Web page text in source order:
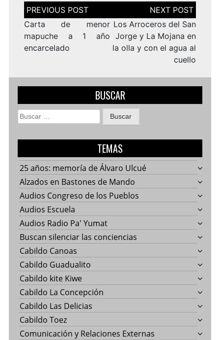
Navegación
de
entradas
Carta de menor
mapuche a 1 año
encarcelado
Los Arroceros del San
Jorge y La Mojana en
la olla y con el agua al
cuello
BUSCAR
Buscar:
TEMAS
25 años: memoría de Álvaro Ulcué
Alzados en Bastones de Mando
Audios Congreso de los Pueblos
Audios Escuela
Audios Radio Pa' Yumat
Buscan silenciar las conciencias
Cabildo Canoas
Cabildo Guadualito
Cabildo kite Kiwe
Cabildo La Concepción
Cabildo Las Delicias
Cabildo Toez
Comunicación y Relaciones Externas